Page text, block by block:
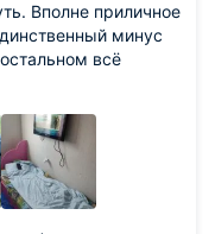
Вполне приличное
минус
всё